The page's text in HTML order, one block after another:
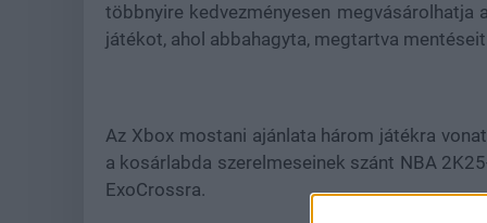
többnyire kedvezményesen
játékot, ahol abbahagyta, megtartva
Az Xbox mostani ajánlata három játékra
a kosárlabda szerelmeseinek szánt NBA
ExoCrossra.